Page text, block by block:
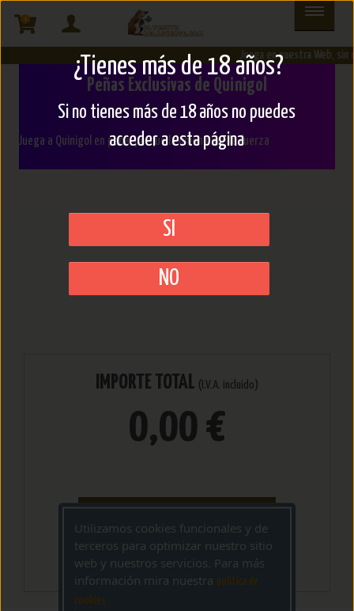
1
Juega en nuestra Web, sin
Peñas Exclusivas de Quinigol
Juega a Quinigol en peña, porque la unión hace la fuerza
IMPORTE TOTAL (I.V.A. incluido)
0,00 €
AÑADIR CESTA
Utilizamos cookies funcionales y de
terceros para optimizar nuestro sitio
web y nuestros servicios. Para más
información mira nuestra politica de
cookies
¿Tienes más de 18 años?
Si no tienes más de 18 años no puedes
acceder a esta página
SI
NO